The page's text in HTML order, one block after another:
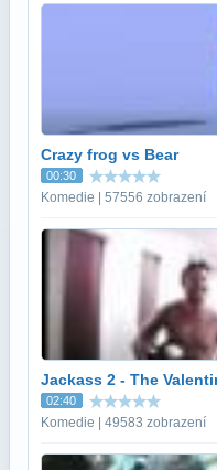
Crazy frog vs Bear
00:30
Komedie | 57556 zobrazení
Jackass 2 - The
02:40
Komedie | 49583 zobrazení